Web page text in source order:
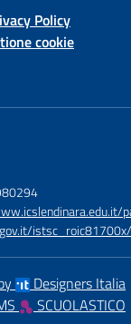
Policy
cookie
Designers Italia
SCUOLASTICO